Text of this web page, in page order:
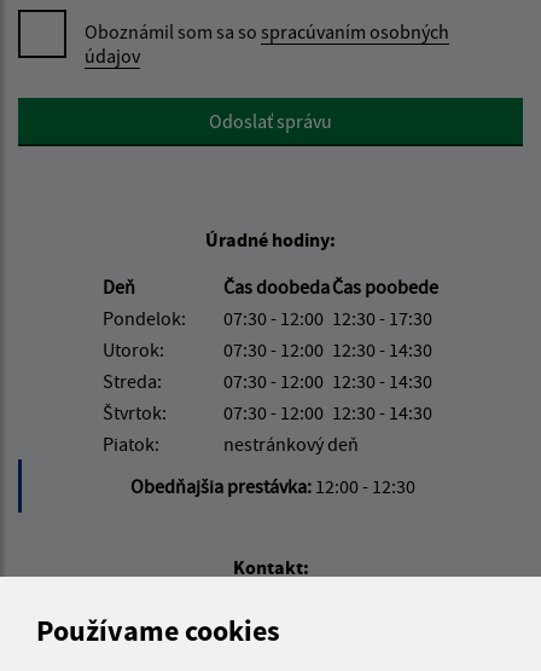
Používame cookies
Oboznámil som sa so spracúvaním osobných
údajov
Google reCaptcha ResponseOdoslať správu
Úradné hodiny:
Deň
Čas doobedaČas poobede
Pondelok:
07:30 - 12:00 12:30 - 17:30
Utorok:
07:30 - 12:00 12:30 - 14:30
Streda:
07:30 - 12:00 12:30 - 14:30
Štvrtok:
07:30 - 12:00 12:30 - 14:30
Piatok:
nestránkový deň
Obedňajšia prestávka: 12:00 - 12:30
Kontakt:
Čižatice 65